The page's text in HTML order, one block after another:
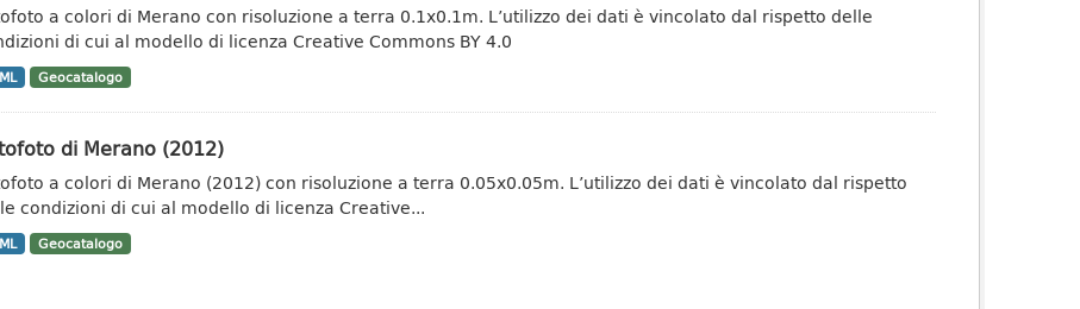
a colori di Merano con risoluzione a terra 0.1x0.1m. L’utilizzo dei dati è vincolato dal rispetto delle
di cui al modello di licenza Creative Commons BY 4.0
Geocatalogo
di Merano (2012)
a colori di Merano (2012) con risoluzione a terra 0.05x0.05m. L’utilizzo dei dati è vincolato dal rispetto
condizioni di cui al modello di licenza Creative...
Geocatalogo